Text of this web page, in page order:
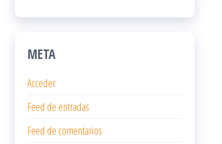
META
Acceder
Feed de entradas
Feed de comentarios